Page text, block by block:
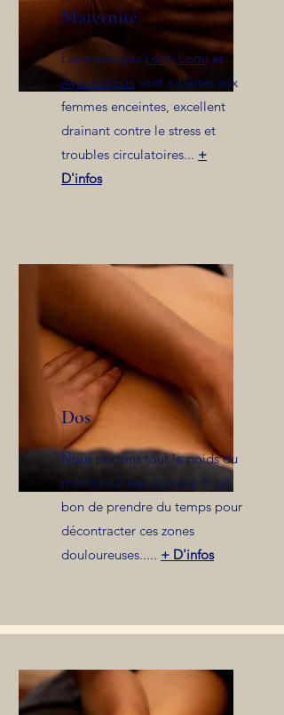
Maternité
Les massages Lomi Lomi et
Ayurvédique sont adaptés aux
femmes enceintes, excellent
drainant contre le stress et
troubles circulatoires... +
D'infos
Dos
Nous portons tout le poids du
monde sur nos épaules. Il est
bon de prendre du temps pour
décontracter ces zones
douloureuses..... + D'infos